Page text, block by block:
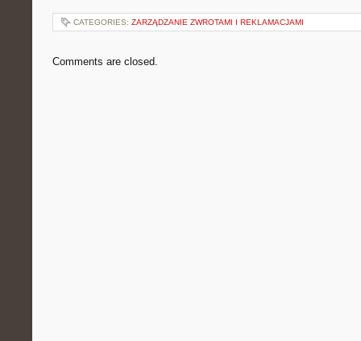
CATEGORIES: ZARZĄDZANIE ZWROTAMI I REKLAMACJAMI
Comments are closed.